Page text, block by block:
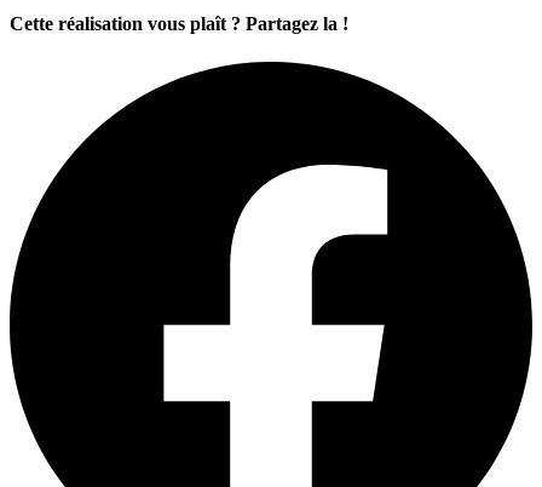
Cette réalisation vous plaît ? Partagez la !